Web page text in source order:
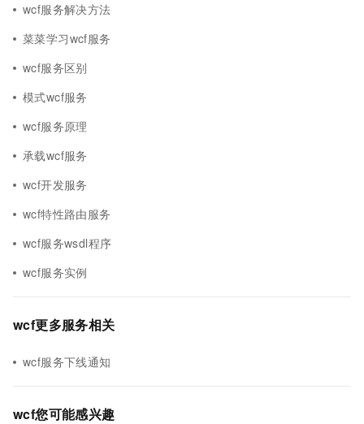
wcf服务解决方法
菜菜学习wcf服务
wcf服务区别
模式wcf服务
wcf服务原理
承载wcf服务
wcf开发服务
wcf特性路由服务
wcf服务wsdl程序
wcf服务实例
wcf更多服务相关
wcf服务下线通知
wcf您可能感兴趣